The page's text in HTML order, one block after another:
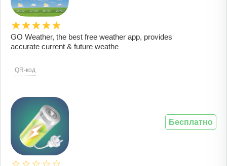
GO Weather, the best free weather app, provides
accurate current & future weathe
QR-код
Бесплатно